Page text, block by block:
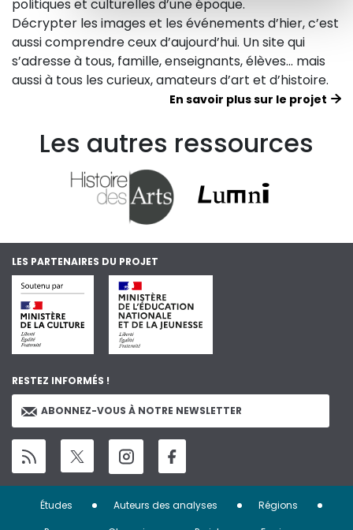
politiques et culturelles d’une époque.
Décrypter les images et les événements d’hier, c’est
aussi comprendre ceux d’aujourd’hui. Un site qui
s’adresse à tous, famille, enseignants, élèves… mais
aussi à tous les curieux, amateurs d’art et d’histoire.
En savoir plus sur le projet
Les autres ressources
LES PARTENAIRES DU PROJET
RESTEZ INFORMÉS !
ABONNEZ-VOUS À NOTRE NEWSLETTER
Menu
Études Auteurs des analyses
Régions